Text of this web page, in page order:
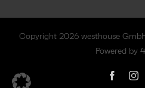
Copyright 2026 westhouse
Powered by